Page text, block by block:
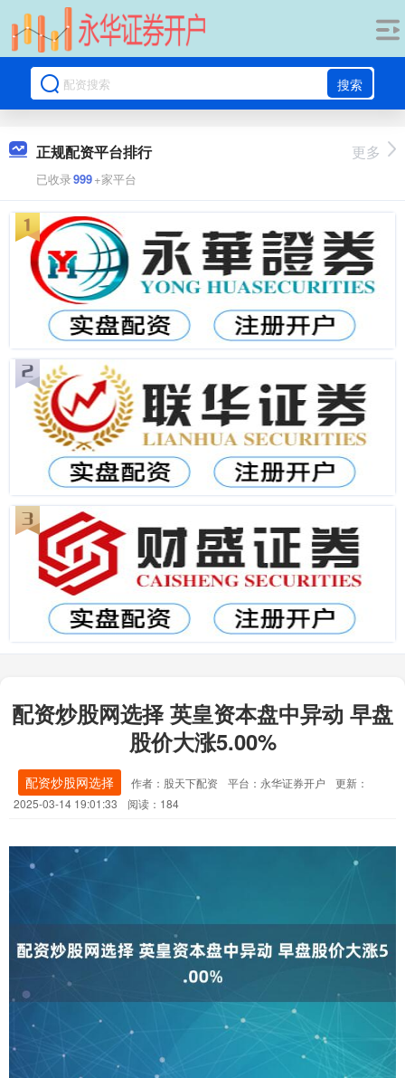
搜索
正规配资平台排行
已收录999+家平台
更多
配资炒股网选择 英皇资本盘中异动 早盘
股价大涨5.00%
配资炒股网选择 作者：股天下配资 平台：永华证券开户
更新：
2025-03-14 19:01:33
阅读：184